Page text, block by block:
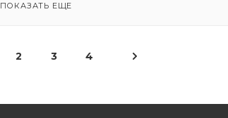
ПОКАЗАТЬ ЕЩЕ
2 3 4